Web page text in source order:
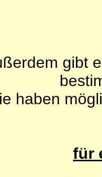
gibt
haben
für